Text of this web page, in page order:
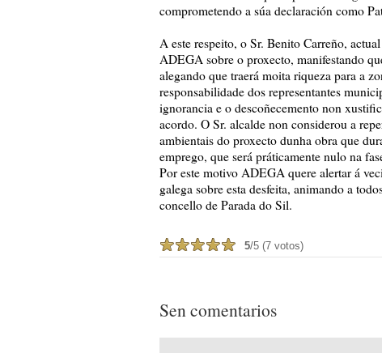
comprometendo a súa declaración como
A este respeito, o Sr. Benito Carreño,
ADEGA sobre o proxecto, manifestando
alegando que traerá moita riqueza para a
responsabilidade dos representantes
ignorancia e o descoñecemento non
acordo. O Sr. alcalde non considerou a
ambientais do proxecto dunha obra que
emprego, que será práticamente nulo na
Por este motivo ADEGA quere alertar á
galega sobre esta desfeita, animando a
concello de Parada do Sil.
5/5 (7 votos)
Sen comentarios